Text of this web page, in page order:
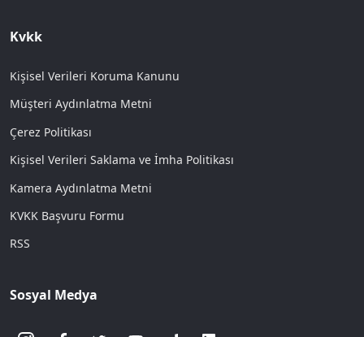
Kvkk
Kişisel Verileri Koruma Kanunu
Müşteri Aydınlatma Metni
Çerez Politikası
Kişisel Verileri Saklama ve İmha Politikası
Kamera Aydınlatma Metni
KVKK Başvuru Formu
RSS
Sosyal Medya